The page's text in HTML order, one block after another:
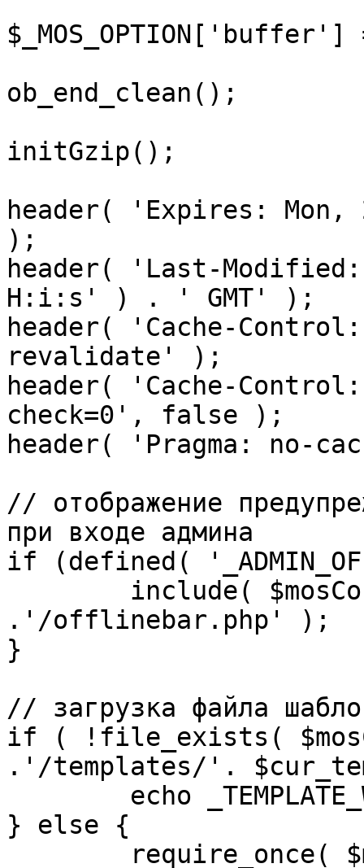
ob_end_clean();
initGzip();
header( 'Expires: Mon,
);
header( 'Last-
H:i:s' ) . ' GMT' );
header( 'Cache-
revalidate' );
header( 'Cache-
check=0', false );
header( 'Pragma: no-
// отображение
при входе админа
if (defined(
.'/offlinebar.php' );
}
// загрузка файла
if ( !file_exists(
.'/templates/'.
} else {